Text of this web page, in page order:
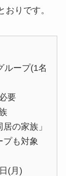
りです。
ループ(1名
要
の家族」
も対象
(月)